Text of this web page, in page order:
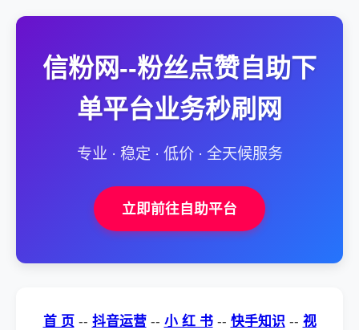
信粉网--粉丝点赞自助下
单平台业务秒刷网
专业 · 稳定 · 低价 · 全天候服务
立即前往自助平台
首 页 -- 抖音运营 -- 小 红 书 -- 快手知识 -- 视